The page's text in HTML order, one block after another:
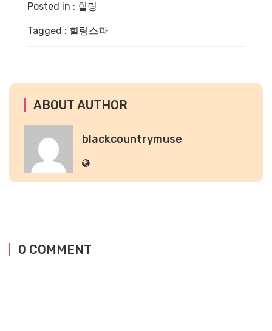
Posted in : 힐링
Tagged : 힐링스파
ABOUT AUTHOR
blackcountrymuse
0 COMMENT